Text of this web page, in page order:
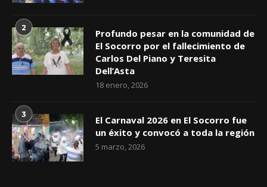
2
Profundo pesar en la comunidad de
El Socorro por el fallecimiento de
Carlos Del Piano y Teresita
Dell’Asta
18 enero, 2026
3
El Carnaval 2026 en El Socorro fue
un éxito y convocó a toda la región
5 marzo, 2026